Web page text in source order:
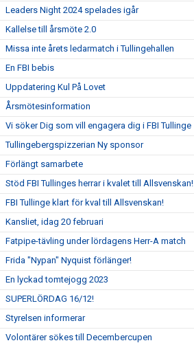
Leaders Night 2024 spelades igår
Kallelse till årsmöte 2.0
Missa inte årets ledarmatch i Tullingehallen
En FBI bebis
Uppdatering Kul På Lovet
Årsmötesinformation
Vi söker Dig som vill engagera dig i FBI Tullinge
Tullingebergspizzerian Ny sponsor
Förlängt samarbete
Stöd FBI Tullinges herrar i kvalet till Allsvenskan!
FBI Tullinge klart för kval till Allsvenskan!
Kansliet, idag 20 februari
Fatpipe-tävling under lördagens Herr-A match
Frida "Nypan" Nyquist förlänger!
En lyckad tomtejogg 2023
SUPERLÖRDAG 16/12!
Styrelsen informerar
Volontärer sökes till Decembercupen